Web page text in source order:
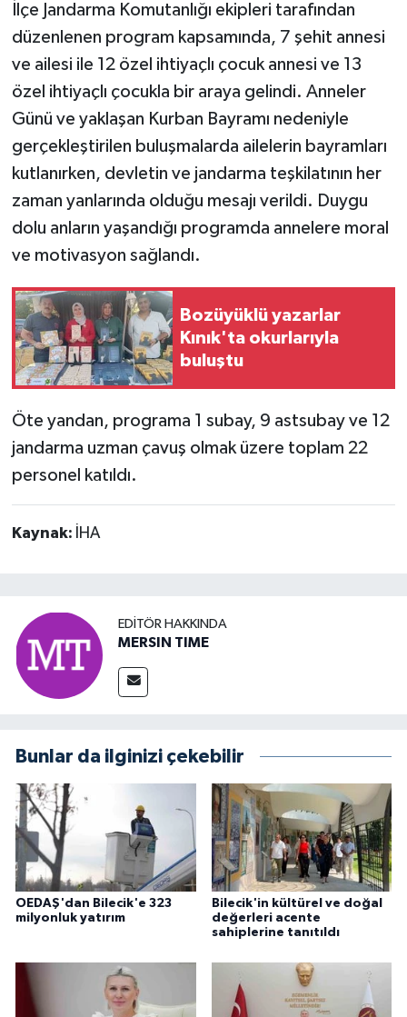
İlçe Jandarma Komutanlığı ekipleri tarafından
düzenlenen program kapsamında, 7 şehit annesi
ve ailesi ile 12 özel ihtiyaçlı çocuk annesi ve 13
özel ihtiyaçlı çocukla bir araya gelindi. Anneler
Günü ve yaklaşan Kurban Bayramı nedeniyle
gerçekleştirilen buluşmalarda ailelerin bayramları
kutlanırken, devletin ve jandarma teşkilatının her
zaman yanlarında olduğu mesajı verildi. Duygu
dolu anların yaşandığı programda annelere moral
ve motivasyon sağlandı.
Bozüyüklü yazarlar
Kınık'ta okurlarıyla
buluştu
Öte yandan, programa 1 subay, 9 astsubay ve 12
jandarma uzman çavuş olmak üzere toplam 22
personel katıldı.
Kaynak: İHA
EDITÖR HAKKINDA
MERSIN TIME
Bunlar da ilginizi çekebilir
OEDAŞ'dan Bilecik'e 323
milyonluk yatırım
Bilecik'in kültürel ve doğal
değerleri acente
sahiplerine tanıtıldı